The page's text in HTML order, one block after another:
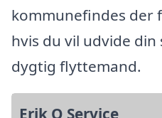
kommunefindes der
hvis du vil udvide
dygtig flyttemand.
Erik Q Service